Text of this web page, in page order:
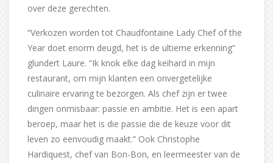
over deze gerechten.
“Verkozen worden tot Chaudfontaine Lady Chef of the
Year doet enorm deugd, het is de ultieme erkenning”
glundert Laure. “Ik knok elke dag keihard in mijn
restaurant, om mijn klanten een onvergetelijke
culinaire ervaring te bezorgen. Als chef zijn er twee
dingen onmisbaar: passie en ambitie. Het is een apart
beroep, maar het is die passie die de keuze voor dit
leven zo eenvoudig maakt.” Ook Christophe
Hardiquest, chef van Bon-Bon, en leermeester van de